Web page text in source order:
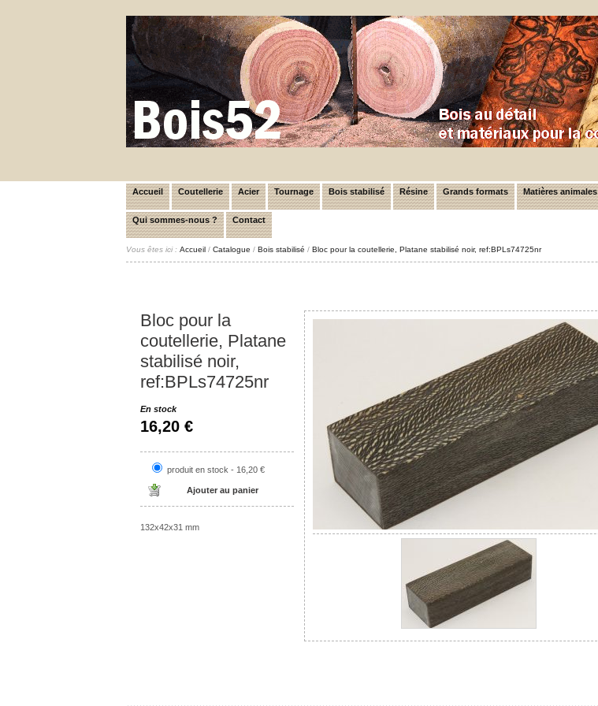
Accueil Coutellerie Acier Tournage Bois stabilisé Résine Grands formats Matières animales
Qui sommes-nous ? Contact
Vous êtes ici : Accueil / Catalogue / Bois stabilisé / Bloc pour la coutellerie, Platane stabilisé noir, ref:BPLs74725nr
Bloc pour la
coutellerie, Platane
stabilisé noir,
ref:BPLs74725nr
En stock
16,20 €
produit en stock - 16,20 €
132x42x31 mm